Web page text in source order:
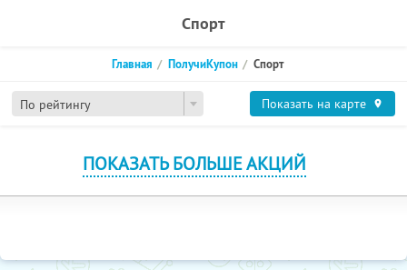
Спорт
По рейтингу
Главная ПолучиКупон Спорт
Показать на карте
ПОКАЗАТЬ БОЛЬШЕ АКЦИЙ